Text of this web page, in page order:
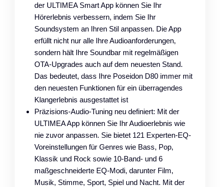
der ULTIMEA Smart App können Sie Ihr
Hörerlebnis verbessern, indem Sie Ihr
Soundsystem an Ihren Stil anpassen. Die App
erfüllt nicht nur alle Ihre Audioanforderungen,
sondern hält Ihre Soundbar mit regelmäßigen
OTA-Upgrades auch auf dem neuesten Stand.
Das bedeutet, dass Ihre Poseidon D80 immer mit
den neuesten Funktionen für ein überragendes
Klangerlebnis ausgestattet ist
Präzisions-Audio-Tuning neu definiert: Mit der
ULTIMEA App können Sie Ihr Audioerlebnis wie
nie zuvor anpassen. Sie bietet 121 Experten-EQ-
Voreinstellungen für Genres wie Bass, Pop,
Klassik und Rock sowie 10-Band- und 6
maßgeschneiderte EQ-Modi, darunter Film,
Musik, Stimme, Sport, Spiel und Nacht. Mit der